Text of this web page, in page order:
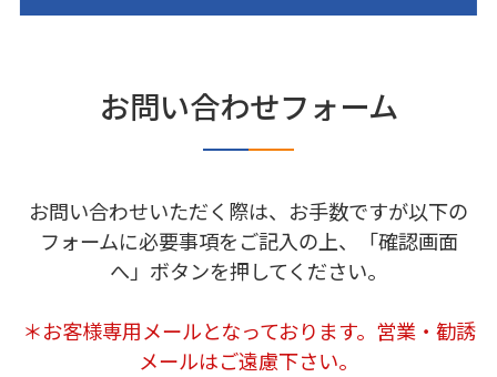
お問い合わせフォーム
お問い合わせいただく際は、お手数ですが以下の
フォームに必要事項をご記入の上、
「確認画面
へ」ボタンを押してください。
＊お客様専用メールとなっております。営業・勧誘
メールはご遠慮下さい。